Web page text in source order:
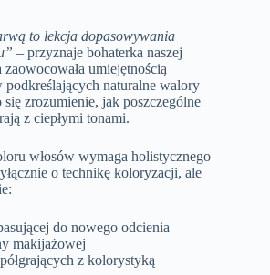
to lekcja dopasowywania
– przyznaje bohaterka naszej
umiejętnością
naturalne walory
zrozumienie, jak poszczególne
z ciepłymi tonami.
włosów wymaga holistycznego
o technikę koloryzacji, ale
do nowego odcienia
makijażowej
z kolorystyką